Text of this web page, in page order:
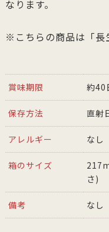
なります。
※こちらの商品は「長
賞味期限 約40
保存方法 直射
アレルギー なし
箱のサイズ
さ)
備考 なし